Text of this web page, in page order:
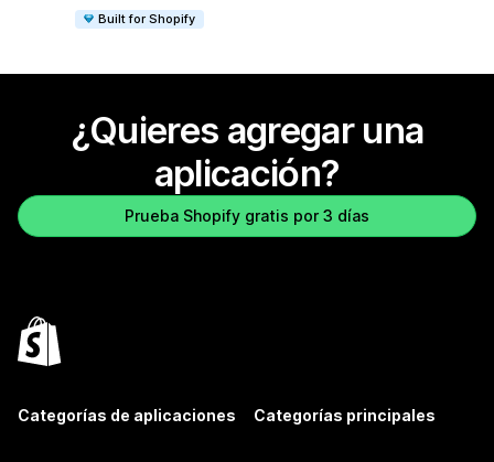
Built for Shopify
¿Quieres agregar una
aplicación?
Prueba Shopify gratis por 3 días
Categorías de aplicaciones Categorías principales